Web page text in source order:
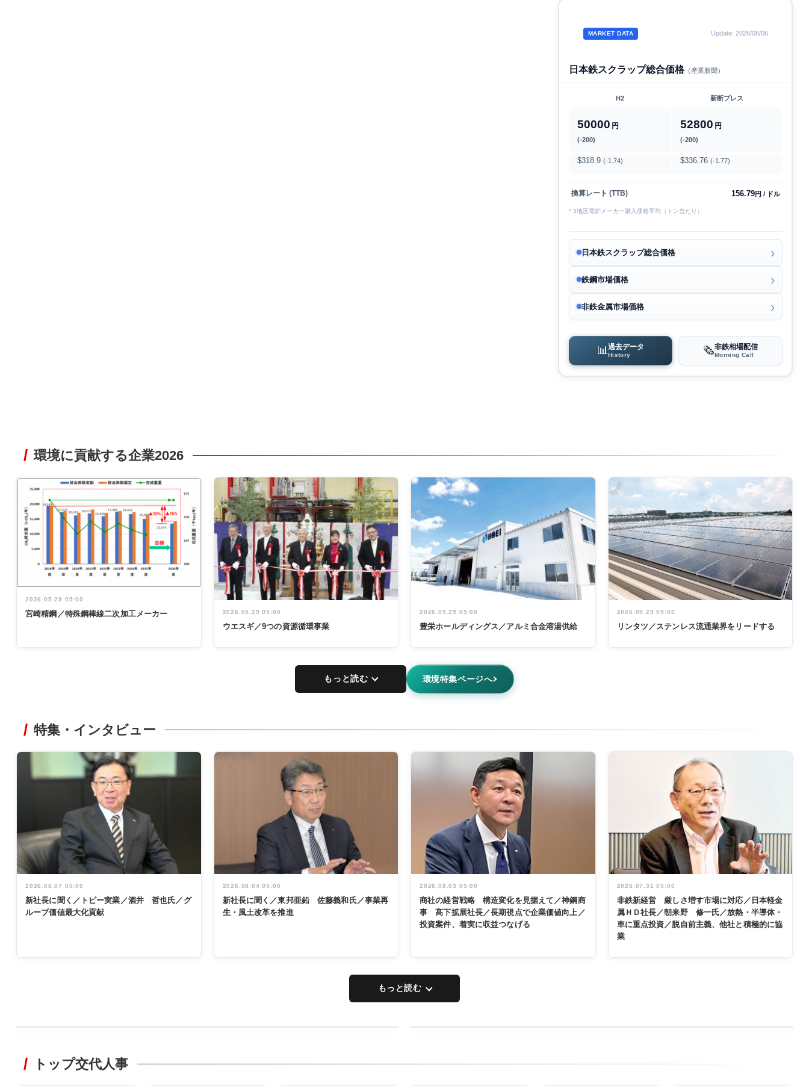
MARKET DATA Update: 2026/08/06
日本鉄スクラップ総合価格（産業新聞）
H2 新断プレス
50000 円
(-200)
52800 円
(-200)
$318.9 (-1.74) $336.76 (-1.77)
換算レート (TTB) 156.79円 / ドル
* 3地区電炉メーカー購入価格平均（トン当たり）
日本鉄スクラップ総合価格
鉄鋼市場価格
非鉄金属市場価格
📊 過去データ
History 🗞️非鉄相場配信
Morning Call
環境に貢献する企業2026
2026.05.29 05:00
宮崎精鋼／特殊鋼棒線二次加工メーカー 2026.05.29 05:00
ウエスギ／9つの資源循環事業
2026.05.29 05:00
豊栄ホールディングス／アルミ合金溶湯供給
2026.05.29 05:00
リンタツ／ステンレス流通業界をリードする
もっと読む 環境特集ページへ
特集・インタビュー
2026.08.07 05:00
新社長に聞く／トピー実業／酒井 哲也氏／グ
ループ価値最大化貢献
2026.08.04 05:00
新社長に聞く／東邦亜鉛 佐藤義和氏／事業再
生・風土改革を推進
2026.08.03 05:00
商社の経営戦略 構造変化を見据えて／神鋼商
事 髙下拡展社長／長期視点で企業価値向上／
投資案件、着実に収益つなげる
2026.07.31 05:00
非鉄新経営 厳しさ増す市場に対応／日本軽金
属ＨＤ社長／朝来野 修一氏／放熱・半導体・
車に重点投資／脱自前主義、他社と積極的に協
業
もっと読む
非鉄業界で
トップ交代人事